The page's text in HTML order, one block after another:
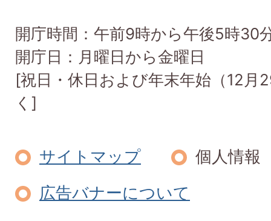
開庁時間：午前9時から午後5時30
開庁日：月曜日から金曜日
[祝日・休日および年末年始（12月
く]
サイトマップ
個人情報
広告バナーについて